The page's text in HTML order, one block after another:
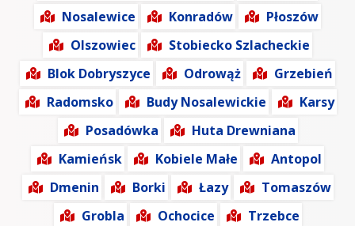
Nosalewice
Konradów
Płoszów
Olszowiec
Stobiecko Szlacheckie
Blok Dobryszyce
Odrowąż
Grzebień
Radomsko
Budy Nosalewickie
Karsy
Posadówka
Huta Drewniana
Kamieńsk
Kobiele Małe
Antopol
Dmenin
Borki Łazy
Tomaszów
Grobla
Ochocice
Trzebce